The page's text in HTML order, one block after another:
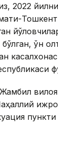
2022
ўн
пункти